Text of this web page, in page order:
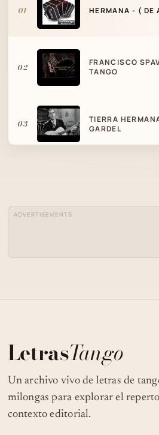
01 HERMANA - ( DE
02
FRANCISCO SPAVENTA -
TANGO
03
TIERRA
GARDEL
08 MAÑANITAS DE
ADVERTISEMENTS
LetrasTango
Un archivo vivo de letras de
milongas para explorar el
contexto editorial.